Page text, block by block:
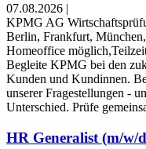
07.08.2026 |
KPMG AG
Berlin, Frankfurt,
Homeoffice
Begleite KPMG bei den
Kunden und Kundinnen.
unserer Fragestellungen -
Unterschied. Prüfe
HR Generalist (m/w/